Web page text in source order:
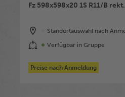
Fz 598x598x20 1S R11/B rekt.
Standortauswahl nach
Verfügbar in Gruppe
Preise nach Anmeldung